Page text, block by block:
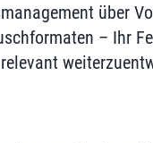
über
– Ihr